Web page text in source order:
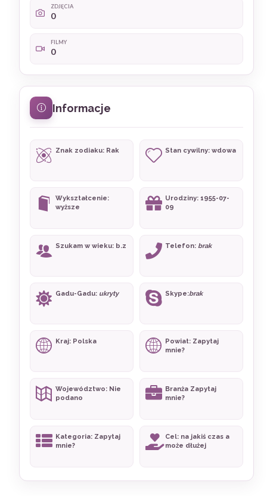
ZDJĘCIA
0
FILMY
0
Informacje
Znak zodiaku: Rak Stan cywilny: wdowa
Wykształcenie:
wyższe
Urodziny: 1955-07-
09
Szukam w wieku: b.z Telefon: brak
Gadu-Gadu: ukryty Skype:brak
Kraj: Polska
Powiat: Zapytaj
mnie?
Województwo: Nie
podano
Branża Zapytaj
mnie?
Kategoria: Zapytaj
mnie?
Cel: na jakiś czas a
może dłużej